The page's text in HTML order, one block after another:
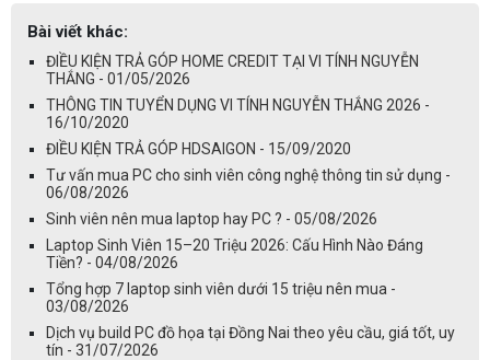
Bài viết khác:
ĐIỀU KIỆN TRẢ GÓP HOME CREDIT TẠI VI TÍNH NGUYỄN
THẮNG - 01/05/2026
THÔNG TIN TUYỂN DỤNG VI TÍNH NGUYỄN THẮNG 2026 -
16/10/2020
ĐIỀU KIỆN TRẢ GÓP HDSAIGON - 15/09/2020
Tư vấn mua PC cho sinh viên công nghệ thông tin sử dụng -
06/08/2026
Sinh viên nên mua laptop hay PC ? - 05/08/2026
Laptop Sinh Viên 15–20 Triệu 2026: Cấu Hình Nào Đáng
Tiền? - 04/08/2026
Tổng hợp 7 laptop sinh viên dưới 15 triệu nên mua -
03/08/2026
Dịch vụ build PC đồ họa tại Đồng Nai theo yêu cầu, giá tốt, uy
tín - 31/07/2026